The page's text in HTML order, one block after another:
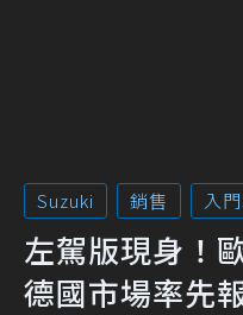
Suzuki 銷售 入
左駕版現身！
德國市場率先